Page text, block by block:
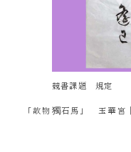
競書課題 規定
「故物獨石馬」 玉華宮